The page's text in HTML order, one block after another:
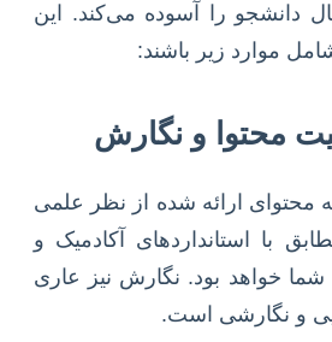
دانشجو را آسوده می‌کند. این
موارد زیر باشند:
محتوای ارائه شده از نظر علمی
با استانداردهای آکادمیک و
خواهد بود. نگارش نیز عاری
و نگارشی است.